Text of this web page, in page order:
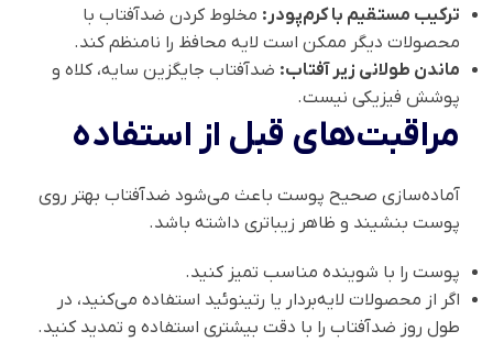
ترکیب مستقیم با کرم‌پودر: مخلوط کردن ضدآفتاب با
محصولات دیگر ممکن است لایه محافظ را نامنظم کند.
ماندن طولانی زیر آفتاب: ضدآفتاب جایگزین سایه، کلاه و
پوشش فیزیکی نیست.
مراقبت‌های قبل از استفاده
آماده‌سازی صحیح پوست باعث می‌شود ضدآفتاب بهتر روی
پوست بنشیند و ظاهر زیباتری داشته باشد.
پوست را با شوینده مناسب تمیز کنید.
اگر از محصولات لایه‌بردار یا رتینوئید استفاده می‌کنید، در
طول روز ضدآفتاب را با دقت بیشتری استفاده و تمدید کنید.